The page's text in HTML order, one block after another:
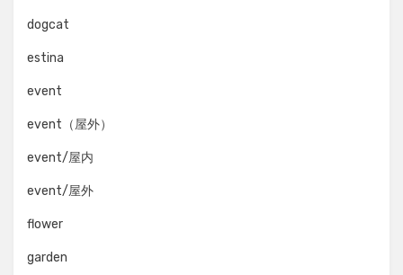
dogcat
estina
event
event（屋外）
event/屋内
event/屋外
flower
garden